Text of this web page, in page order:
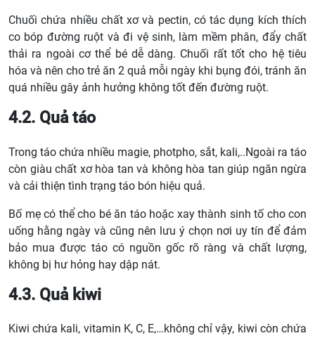
Chuối chứa nhiều chất xơ và pectin, có tác dụng kích thích
co bóp đường ruột và đi vệ sinh, làm mềm phân, đẩy chất
thải ra ngoài cơ thể bé dễ dàng. Chuối rất tốt cho hệ tiêu
hóa và nên cho trẻ ăn 2 quả mỗi ngày khi bụng đói, tránh ăn
quá nhiều gây ảnh hưởng không tốt đến đường ruột.
4.2. Quả táo
Trong táo chứa nhiều magie, photpho, sắt, kali,..Ngoài ra táo
còn giàu chất xơ hòa tan và không hòa tan giúp ngăn ngừa
và cải thiện tình trạng táo bón hiệu quả.
Bố mẹ có thể cho bé ăn táo hoặc xay thành sinh tố cho con
uống hằng ngày và cũng nên lưu ý chọn nơi uy tín để đảm
bảo mua được táo có nguồn gốc rõ ràng và chất lượng,
không bị hư hỏng hay dập nát.
4.3. Quả kiwi
Kiwi chứa kali, vitamin K, C, E,…không chỉ vậy, kiwi còn chứa